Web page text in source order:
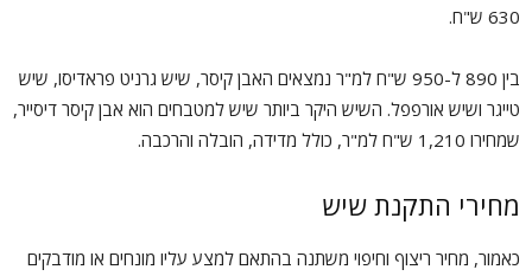
630 ש"ח.
בין 890 ל-950 ש"ח למ"ר נמצאים האבן קיסר, שיש גרניט פראדיסו, שיש
טייגר ושיש אורפפל. השיש היקר ביותר שיש למטבחים הוא אבן קיסר דיסייר,
שמחירו 1,210 ש"ח למ"ר, כולל מדידה, הובלה והרכבה.
מחירי התקנת שיש
כאמור, מחיר ריצוף וחיפוי משתנה בהתאם למצע עליו מונחים או מודבקים